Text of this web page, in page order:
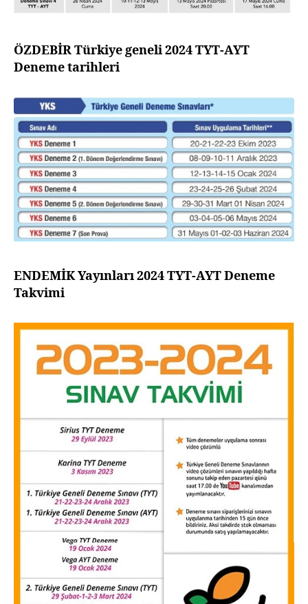
ÖZDEBİR Türkiye geneli 2024 TYT-AYT
Deneme tarihleri
ENDEMİK Yayınları 2024 TYT-AYT Deneme
Takvimi